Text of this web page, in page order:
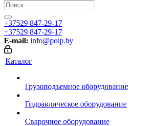
+37529 847-29-17‬
+37529 847-29-17‬
E-mail: info@poip.by
Каталог
Грузоподъемное оборудование
Гидравлическое оборудование
Сварочное оборудование